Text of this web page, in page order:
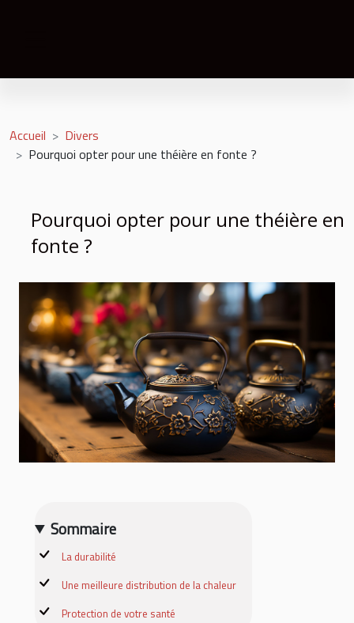
Accueil
Divers
Pourquoi opter pour une théière en fonte ?
Pourquoi opter pour une théière en
fonte ?
Sommaire
La durabilité
Une meilleure distribution de la chaleur
Protection de votre santé